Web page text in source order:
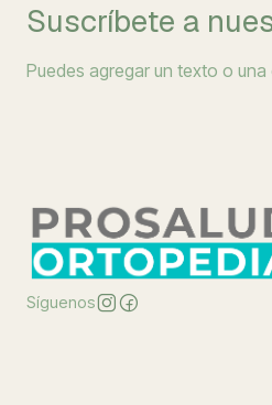
Suscríbete a
Puedes agregar un texto o
Síguenos